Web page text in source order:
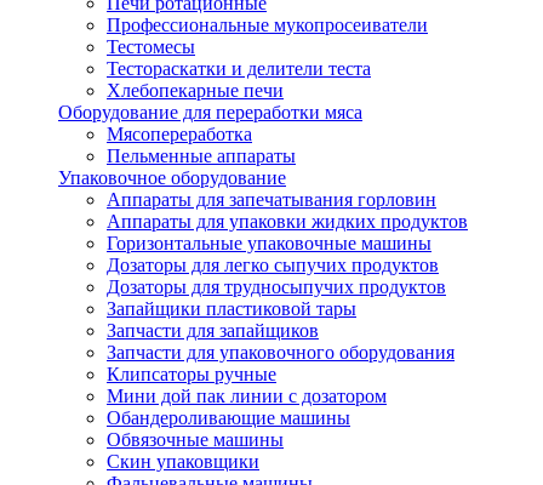
Профессиональные мукопросеиватели
Тестомесы
Тестораскатки и делители теста
Хлебопекарные печи
Оборудование для переработки мяса
Мясопереработка
Пельменные аппараты
Упаковочное оборудование
Аппараты для запечатывания горловин
Аппараты для упаковки жидких продуктов
Горизонтальные упаковочные машины
Дозаторы для легко сыпучих продуктов
Дозаторы для трудносыпучих продуктов
Запайщики пластиковой тары
Запчасти для запайщиков
Запчасти для упаковочного оборудования
Клипсаторы ручные
Мини дой пак линии с дозатором
Обандероливающие машины
Обвязочные машины
Скин упаковщики